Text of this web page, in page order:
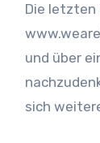
Die letzten
und über
sich